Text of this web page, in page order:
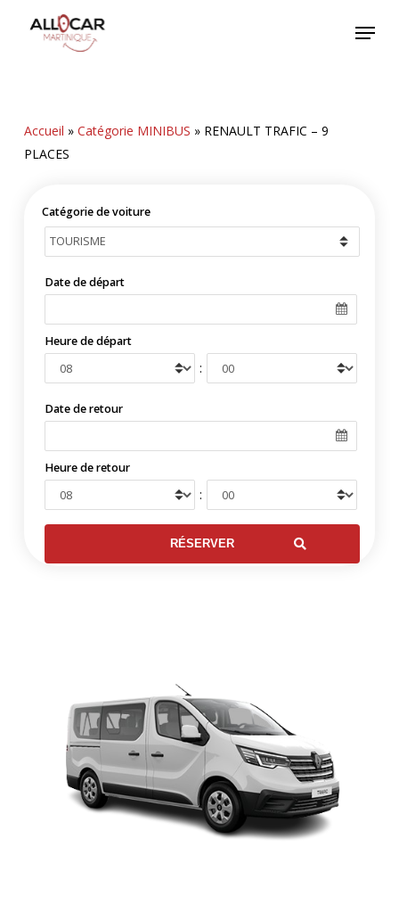
Menu
Accueil » Catégorie MINIBUS » RENAULT TRAFIC – 9
PLACES
Catégorie de voiture
Date de départ
Heure de départ
:
Date de retour
Heure de retour
: